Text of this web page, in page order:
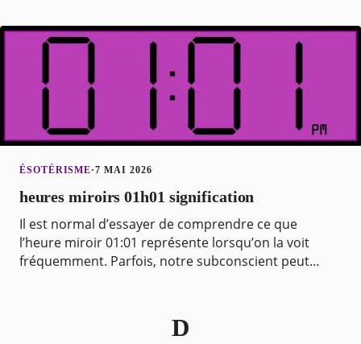
ÉSOTÉRISME·7 MAI 2026
heures miroirs 01h01 signification
Il est normal d’essayer de comprendre ce que
l’heure miroir 01:01 représente lorsqu’on la voit
fréquemment. Parfois, notre subconscient peut
D